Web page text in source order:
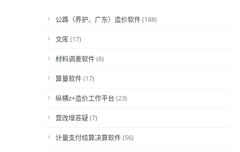
公路（养护、广东）造价软件(188)
文库(17)
材料调差软件(6)
算量软件(17)
纵横z+造价工作平台 (23)
营改增答疑(7)
计量支付结算决算软件(56)